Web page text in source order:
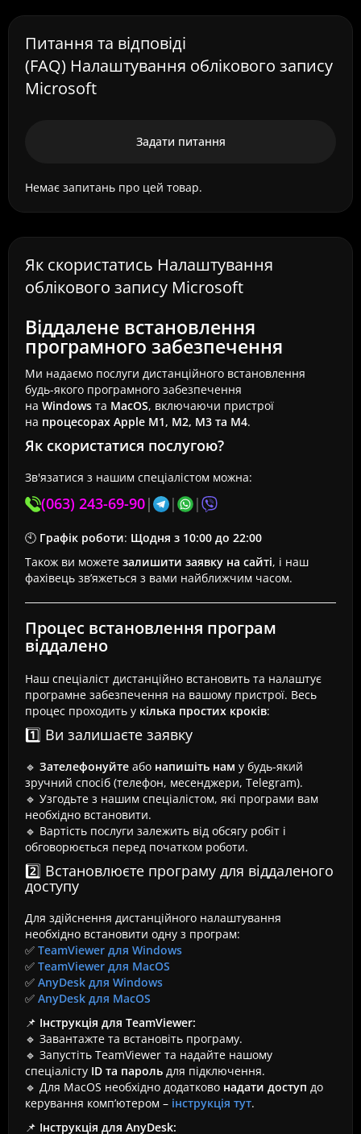
Питання та відповіді
(FAQ) Налаштування облікового запису
Microsoft
Задати питання
Немає запитань про цей товар.
Як скористатись Налаштування
облікового запису Microsoft
Віддалене встановлення
програмного забезпечення
Ми надаємо послуги дистанційного встановлення
будь-якого програмного забезпечення
на Windows та MacOS, включаючи пристрої
на процесорах Apple M1, M2, M3 та M4.
Як скористатися послугою?
Зв'язатися з нашим спеціалістом можна:
(063) 243-69-90| | |
🕙 Графік роботи: Щодня з 10:00 до 22:00
Також ви можете залишити заявку на сайті, і наш
фахівець зв’яжеться з вами найближчим часом.
Процес встановлення програм
віддалено
Наш спеціаліст дистанційно встановить та налаштує
програмне забезпечення на вашому пристрої. Весь
процес проходить у кілька простих кроків:
1️⃣ Ви залишаєте заявку
🔹 Зателефонуйте або напишіть нам у будь-який
зручний спосіб (телефон, месенджери, Telegram).
🔹 Узгодьте з нашим спеціалістом, які програми вам
необхідно встановити.
🔹 Вартість послуги залежить від обсягу робіт і
обговорюється перед початком роботи.
2️⃣ Встановлюєте програму для віддаленого
доступу
Для здійснення дистанційного налаштування
необхідно встановити одну з програм:
✅ TeamViewer для Windows
✅ TeamViewer для MacOS
✅ AnyDesk для Windows
✅ AnyDesk для MacOS
📌 Інструкція для TeamViewer:
🔹 Завантажте та встановіть програму.
🔹 Запустіть TeamViewer та надайте нашому
спеціалісту ID та пароль для підключення.
🔹 Для MacOS необхідно додатково надати доступ до
керування комп’ютером – інструкція тут.
📌 Інструкція для AnyDesk: